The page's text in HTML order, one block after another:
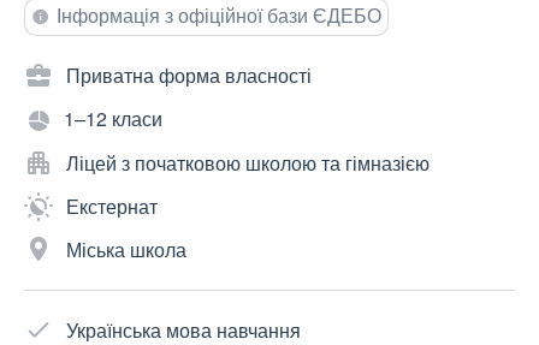
Інформація з офіційної бази ЄДЕБО
Приватна форма власності
1–12 класи
Ліцей з початковою школою та гімназією
Екстернат
Міська школа
Українська мова навчання